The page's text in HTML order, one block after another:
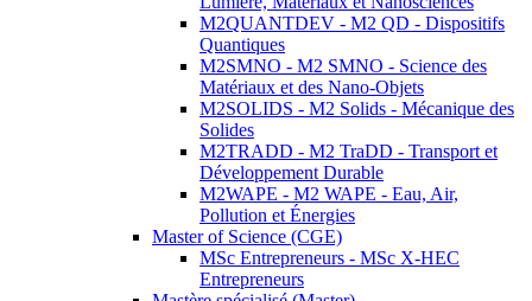
M2QUANTDEV - M2 QD - Dispositifs
Quantiques
M2SMNO - M2 SMNO - Science des
Matériaux et des Nano-Objets
M2SOLIDS - M2 Solids - Mécanique des
Solides
M2TRADD - M2 TraDD - Transport et
Développement Durable
M2WAPE - M2 WAPE - Eau, Air,
Pollution et Énergies
Master of Science (CGE)
MSc Entrepreneurs - MSc X-HEC
Entrepreneurs